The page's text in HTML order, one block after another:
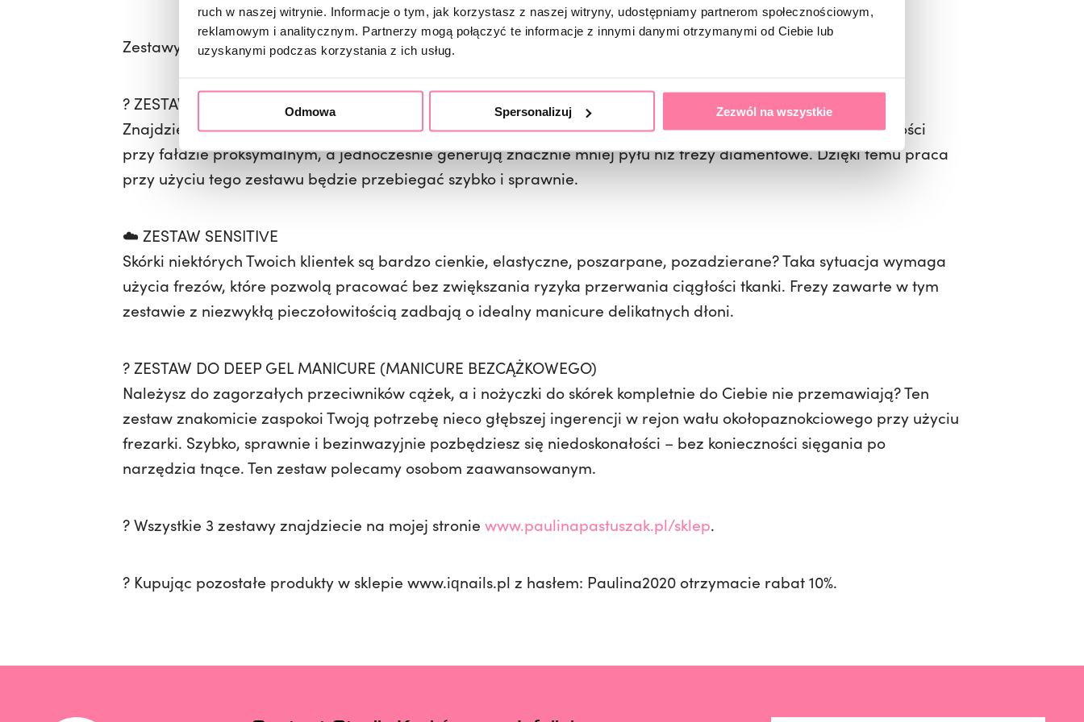
ruch w naszej witrynie. Informacje o tym, jak korzystasz z naszej witryny, udostępniamy partnerom społecznościowym,
reklamowym i analitycznym. Partnerzy mogą połączyć te informacje z innymi danymi otrzymanymi od Ciebie lub
uzyskanymi podczas korzystania z ich usług.
Odmowa Spersonalizuj Zezwól na wszystkie
Zestawy wyraźnie różnią się przeznaczeniem. Pozwólcie, że przedstawię Wam trzy niesamowite zestawy:
? ZESTAW MAGIC
Znajdziecie w nim frezy z węglika spiekanego, które nie mają litości dla nabłonka, zrogowaceń i niedoskonałości
przy fałdzie proksymalnym, a jednocześnie generują znacznie mniej pyłu niż frezy diamentowe. Dzięki temu praca
przy użyciu tego zestawu będzie przebiegać szybko i sprawnie.
☁️ ZESTAW SENSITIVE
Skórki niektórych Twoich klientek są bardzo cienkie, elastyczne, poszarpane, pozadzierane? Taka sytuacja wymaga
użycia frezów, które pozwolą pracować bez zwiększania ryzyka przerwania ciągłości tkanki. Frezy zawarte w tym
zestawie z niezwykłą pieczołowitością zadbają o idealny manicure delikatnych dłoni.
? ZESTAW DO DEEP GEL MANICURE (MANICURE BEZCĄŻKOWEGO)
Należysz do zagorzałych przeciwników cążek, a i nożyczki do skórek kompletnie do Ciebie nie przemawiają? Ten
zestaw znakomicie zaspokoi Twoją potrzebę nieco głębszej ingerencji w rejon wału okołopaznokciowego przy użyciu
frezarki. Szybko, sprawnie i bezinwazyjnie pozbędziesz się niedoskonałości – bez konieczności sięgania po
narzędzia tnące. Ten zestaw polecamy osobom zaawansowanym.
? Wszystkie 3 zestawy znajdziecie na mojej stronie www.paulinapastuszak.pl/sklep.
? Kupując pozostałe produkty w sklepie www.iqnails.pl z hasłem: Paulina2020 otrzymacie rabat 10%.